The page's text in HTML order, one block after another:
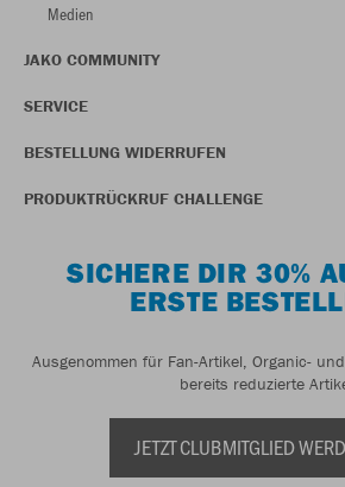
Medien
JAKO COMMUNITY
SERVICE
BESTELLUNG WIDERRUFEN
PRODUKTRÜCKRUF CHALLENGE
SICHERE DIR 30%
ERSTE
Ausgenommen für Fan-Artikel, Organic-
bereits reduzierte
JETZT CLUBMITGLIED